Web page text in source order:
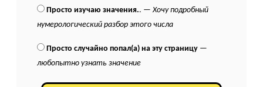
Просто изучаю значения.. —Хочу подробный
нумерологический разбор этого числа
Просто случайно попал(а) на эту страницу —
любопытно узнать значение